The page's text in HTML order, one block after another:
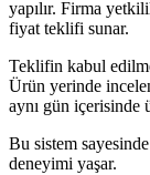
yapılır. Firma
fiyat teklifi sunar.
Teklifin kabul
Ürün yerinde
aynı gün içerisinde
Bu sistem
deneyimi yaşar.